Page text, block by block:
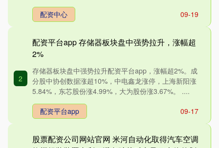
09-19
配资中心
2
配资平台app 存储器板块盘中强势拉升，涨幅超
2%
存储器板块盘中强势拉升配资平台app，涨幅超2%。成
分股中协创数据涨超10%，中电鑫龙涨停，上海新阳涨
5.84%，东芯股份涨4.99%，大为股份涨3.67%。 ....
09-17
配资平台app
股票配资公司网站官网 米河自动化取得汽车空调